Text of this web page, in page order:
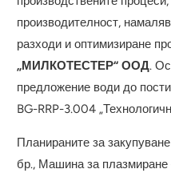
производителност,
разходи и оптимизиране
„МИЛКОТЕСТЕР“ ООД.
предложение води до
BG-RRP-3.004
Планираните за
бр., Машина за